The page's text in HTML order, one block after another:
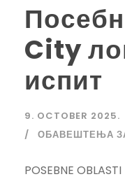
City
испит
9. OCTOBER 2025.
ОБАВЕШТЕЊА
POSEBNE